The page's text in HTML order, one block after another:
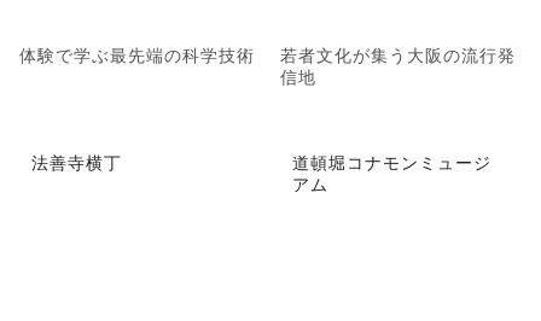
体験で学ぶ最先端の科学技術
若者文化が集う大阪の流行発
信地
法善寺横丁
道頓堀コナモンミュージ
アム